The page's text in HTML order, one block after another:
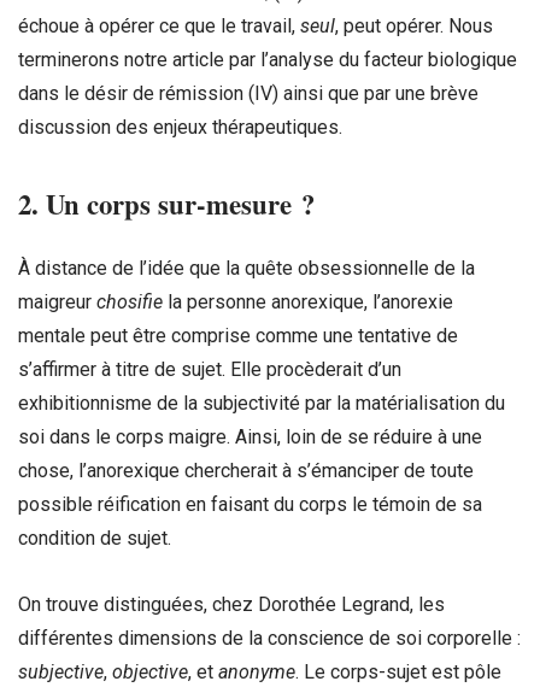
échoue à opérer ce que le travail, seul, peut opérer. Nous
terminerons notre article par l’analyse du facteur biologique
dans le désir de rémission (IV) ainsi que par une brève
discussion des enjeux thérapeutiques.
2. Un corps sur-mesure ?
À distance de l’idée que la quête obsessionnelle de la
maigreur chosifie la personne anorexique, l’anorexie
mentale peut être comprise comme une tentative de
s’affirmer à titre de sujet. Elle procèderait d’un
exhibitionnisme de la subjectivité par la matérialisation du
soi dans le corps maigre. Ainsi, loin de se réduire à une
chose, l’anorexique chercherait à s’émanciper de toute
possible réification en faisant du corps le témoin de sa
condition de sujet.
On trouve distinguées, chez Dorothée Legrand, les
différentes dimensions de la conscience de soi corporelle :
subjective, objective, et anonyme. Le corps-sujet est pôle